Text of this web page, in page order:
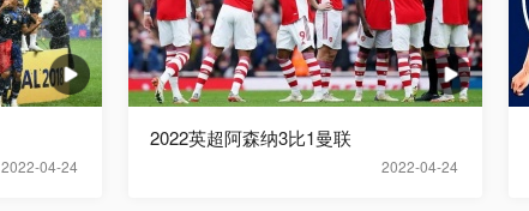
2022-04-24 2022-04-24
2022英超阿森纳3比1曼联